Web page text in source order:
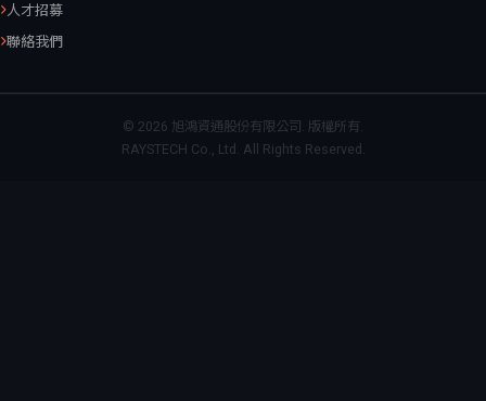
人才招募
聯絡我們
© 2026 旭鴻資通股份有限公司. 版權所有.
RAYSTECH Co., Ltd. All Rights Reserved.